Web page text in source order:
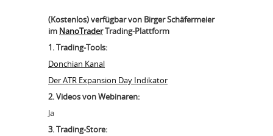
(Kostenlos) verfügbar von Birger Schäfermeier
im NanoTraderTrading-Plattform
1. Trading-Tools:
Donchian Kanal
Der ATR Expansion Day Indikator
2. Videos von Webinaren:
Ja
3. Trading-Store: